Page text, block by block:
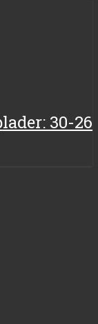
30-26